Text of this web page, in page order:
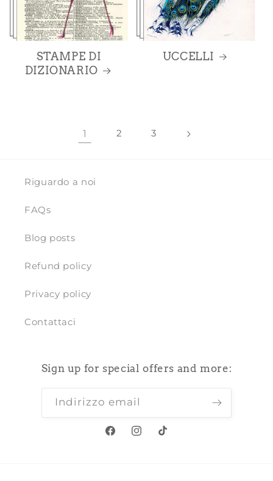
STAMPE DI
DIZIONARIO
UCCELLI
1 2 3
Riguardo a noi
FAQs
Blog posts
Refund policy
Privacy policy
Contattaci
Sign up for special offers and more:
Indirizzo email
FacebookInstagram
TikTok